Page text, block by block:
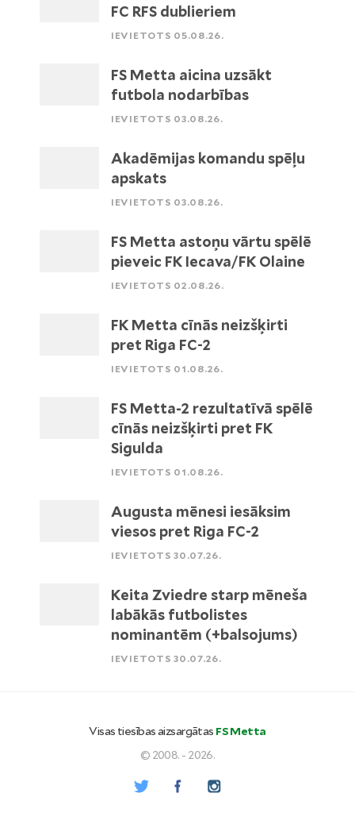
FC RFS dublieriem
IEVIETOTS 05.08.26.
FS Metta aicina uzsākt
futbola nodarbības
IEVIETOTS 03.08.26.
Akadēmijas komandu spēļu
apskats
IEVIETOTS 03.08.26.
FS Metta astoņu vārtu spēlē
pieveic FK Iecava/FK Olaine
IEVIETOTS 02.08.26.
FK Metta cīnās neizšķirti
pret Riga FC-2
IEVIETOTS 01.08.26.
FS Metta-2 rezultatīvā spēlē
cīnās neizšķirti pret FK
Sigulda
IEVIETOTS 01.08.26.
Augusta mēnesi iesāksim
viesos pret Riga FC-2
IEVIETOTS 30.07.26.
Keita Zviedre starp mēneša
labākās futbolistes
nominantēm (+balsojums)
IEVIETOTS 30.07.26.
Visas tiesības aizsargātas FS Metta
© 2008. - 2026.